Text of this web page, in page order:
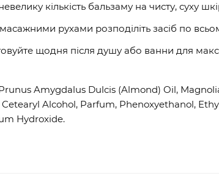
кількість бальзаму на чисту, суху
рухами розподіліть засіб по
щодня після душу або ванни для
Amygdalus Dulcis (Almond) Oil,
Alcohol, Parfum, Phenoxyethanol,
Hydroxide.